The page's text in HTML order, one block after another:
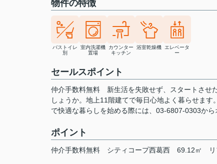
物件の特徴
バストイレ
別
室内洗濯機
置場
カウンター
キッチン
浴室乾燥機
エレベータ
ー
セールスポイント
仲介手数料無料 新生活を失敗せず、スタートさ
しょうか。地上11階建てで毎日心地よく暮らせま
で快適な暮らしを始める際には、03-6807-0303か
ポイント
仲介手数料無料 シティコープ西葛西 69.12㎡